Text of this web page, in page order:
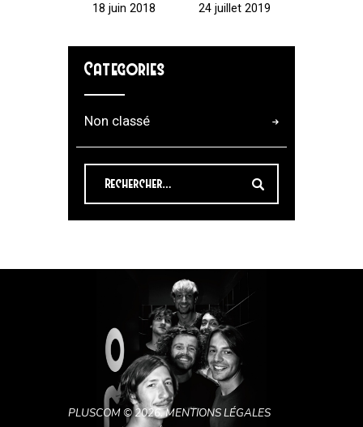
18 juin 2018 24 juillet 2019
Categories
Non classé
PLUSCOM© 2026.MENTIONS LÉGALES